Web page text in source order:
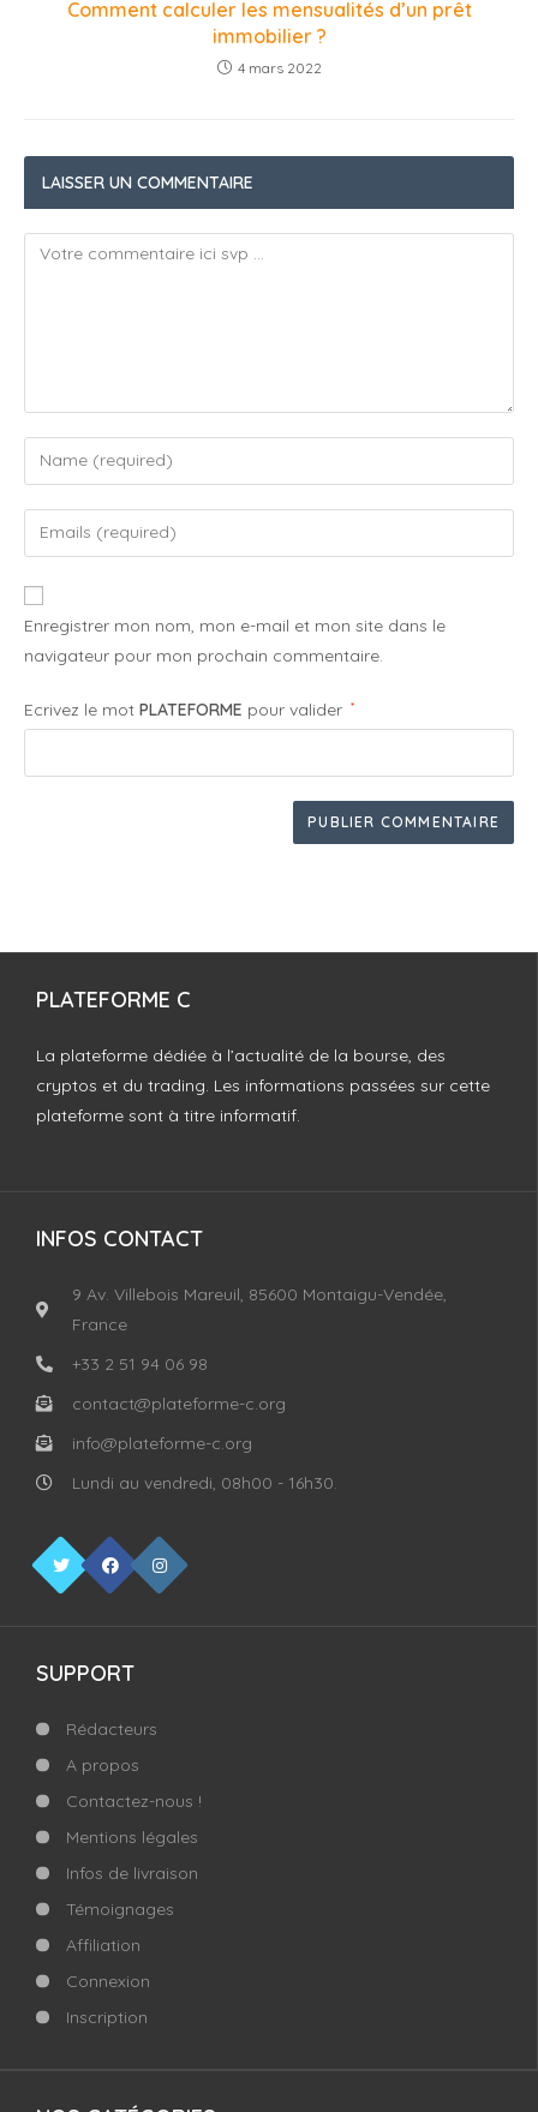
Comment calculer les mensualités d’un prêt
immobilier ?
4 mars 2022
LAISSER UN COMMENTAIRE
Enregistrer mon nom, mon e-mail et mon site dans le
navigateur pour mon prochain commentaire.
Ecrivez le mot PLATEFORME pour valider *
PLATEFORME C
La plateforme dédiée à l’actualité de la bourse, des
cryptos et du trading. Les informations passées sur cette
plateforme sont à titre informatif.
INFOS CONTACT
9 Av. Villebois Mareuil, 85600 Montaigu-Vendée,
France
+33 2 51 94 06 98
contact@plateforme-c.org
info@plateforme-c.org
Lundi au vendredi, 08h00 - 16h30.
SUPPORT
Rédacteurs
A propos
Contactez-nous !
Mentions légales
Infos de livraison
Témoignages
Affiliation
Connexion
Inscription